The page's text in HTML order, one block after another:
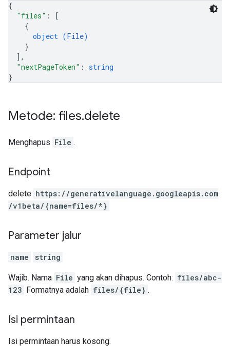
{
"files" :
[
{
object (File)
}
] ,
"nextPageToken" : string
}
Metode: files.delete
Menghapus File .
Endpoint
delete https: / /generativelanguage.googleapis.com
/v1beta/{name=files/*}
Parameter jalur
name string
Wajib. Nama File yang akan dihapus. Contoh: files/abc-
123 Formatnya adalah files/{file} .
Isi permintaan
Isi permintaan harus kosong.